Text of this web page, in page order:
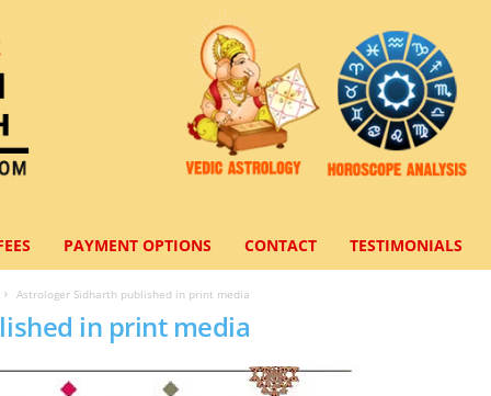
PAYMENT OPTIONS CONTACT TESTIMONIALS
Astrologer Sidharth published in print media
in print media